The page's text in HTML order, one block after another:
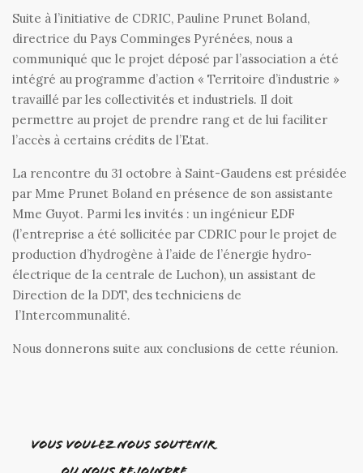
Suite à l’initiative de CDRIC, Pauline Prunet Boland,
directrice du Pays Comminges Pyrénées, nous a
communiqué que le projet déposé par l’association a été
intégré au programme d’action « Territoire d’industrie »
travaillé par les collectivités et industriels. Il doit
permettre au projet de prendre rang et de lui faciliter
l’accès à certains crédits de l’Etat.
La rencontre du 31 octobre à Saint-Gaudens est présidée
par Mme Prunet Boland en présence de son assistante
Mme Guyot. Parmi les invités : un ingénieur EDF
(l’entreprise a été sollicitée par CDRIC pour le projet de
production d’hydrogène à l’aide de l’énergie hydro-
électrique de la centrale de Luchon), un assistant de
Direction de la DDT, des techniciens de
l’Intercommunalité.
Nous donnerons suite aux conclusions de cette réunion.